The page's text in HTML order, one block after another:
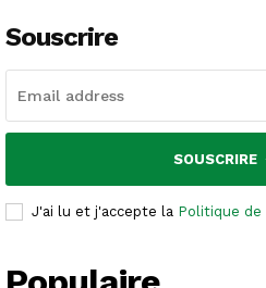
Souscrire
SOUSCRIRE
J'ai lu et j'accepte la Politique